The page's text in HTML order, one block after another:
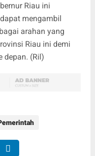
Riau ini
mengambil
arahan yang
Riau ini demi
depan. (Ril)